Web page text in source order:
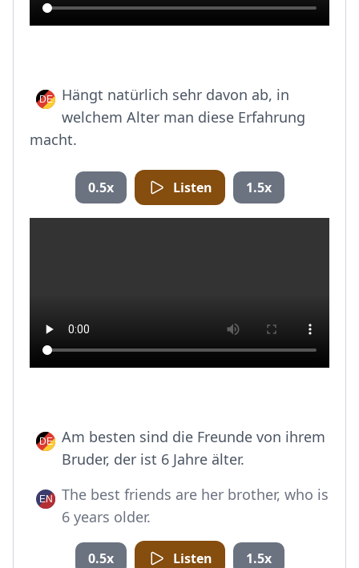
Hängt natürlich sehr davon ab, in
welchem Alter man diese Erfahrung
macht.
0.5x Listen 1.5x
Am besten sind die Freunde von ihrem
Bruder, der ist 6 Jahre älter.
The best friends are her brother, who is
6 years older.
0.5x Listen 1.5x